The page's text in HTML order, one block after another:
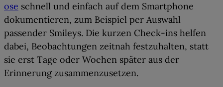
ose schnell und einfach auf dem Smartphone
dokumentieren, zum Beispiel per Auswahl
passender Smileys. Die kurzen Check-ins helfen
dabei, Beobachtungen zeitnah festzuhalten, statt
sie erst Tage oder Wochen später aus der
Erinnerung zusammenzusetzen.